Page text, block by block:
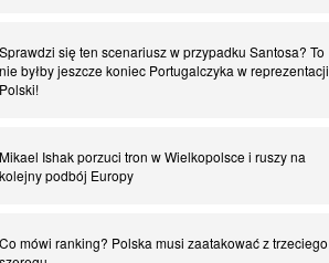
Sprawdzi się ten scenariusz w przypadku Santosa? To
nie byłby jeszcze koniec Portugalczyka w reprezentacji
Polski!
Mikael Ishak porzuci tron w Wielkopolsce i ruszy na
kolejny podbój Europy
Co mówi ranking? Polska musi zaatakować z trzeciego